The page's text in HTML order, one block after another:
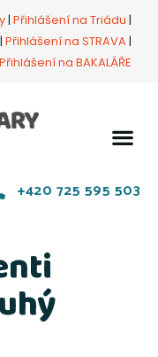
| Přihlášení na Triádu |
| Přihlášení na STRAVA|
Přihlášení na BAKALÁŘE
+420 725 595 503